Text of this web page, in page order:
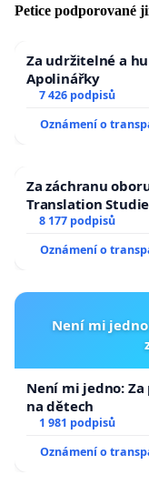
Petice podporované
Za udržitelné a
Apolinářky
7 426 podpisů
Oznámení o
Za záchranu
Translation
University
8 177 podpisů
Oznámení o
Není mi
Není mi jedno:
na dětech
1 981 podpisů
Oznámení o